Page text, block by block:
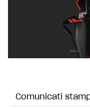
CONTATTI
Comunicati